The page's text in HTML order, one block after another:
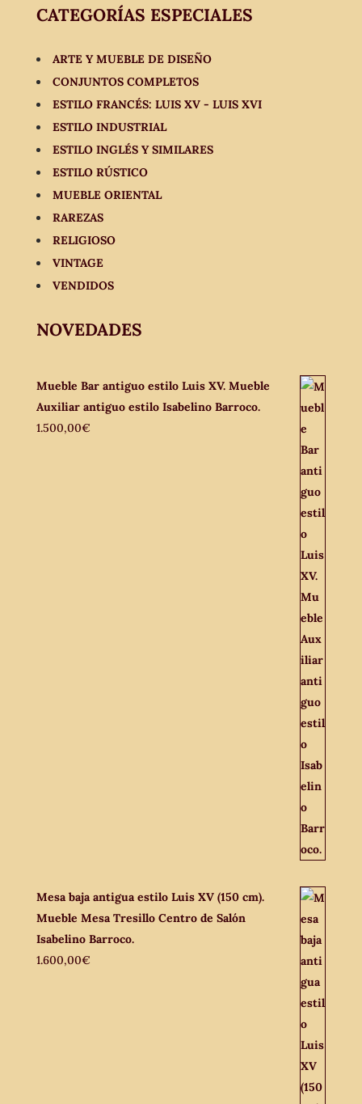
CATEGORÍAS ESPECIALES
ARTE Y MUEBLE DE DISEÑO
CONJUNTOS COMPLETOS
ESTILO FRANCÉS: LUIS XV - LUIS XVI
ESTILO INDUSTRIAL
ESTILO INGLÉS Y SIMILARES
ESTILO RÚSTICO
MUEBLE ORIENTAL
RAREZAS
RELIGIOSO
VINTAGE
VENDIDOS
NOVEDADES
Mueble Bar antiguo estilo Luis XV. Mueble
Auxiliar antiguo estilo Isabelino Barroco.
1.500,00€
Mesa baja antigua estilo Luis XV (150 cm).
Mueble Mesa Tresillo Centro de Salón
Isabelino Barroco.
1.600,00€